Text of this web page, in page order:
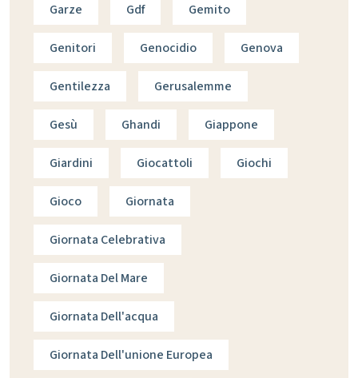
Garze Gdf Gemito
Genitori Genocidio Genova
Gentilezza Gerusalemme
Gesù Ghandi Giappone
Giardini Giocattoli Giochi
Gioco Giornata
Giornata Celebrativa
Giornata Del Mare
Giornata Dell'acqua
Giornata Dell'unione Europea